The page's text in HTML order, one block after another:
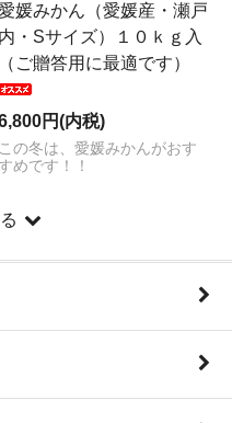
媛みかん（愛媛産・瀬戸
内・Sサイズ）１０ｋｇ入
（ご贈答用に最適です）
円(内税)
この冬は、愛媛みかんがおす
めです！！